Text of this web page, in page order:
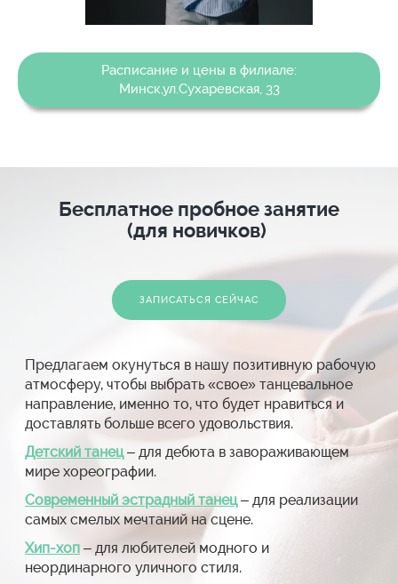
Расписание и цены в филиале:
Минск,ул.Сухаревская, 33
Бесплатное пробное занятие
(для новичков)
ЗАПИСАТЬСЯ СЕЙЧАС
Предлагаем окунуться в нашу позитивную рабочую
атмосферу, чтобы выбрать «свое» танцевальное
направление, именно то, что будет нравиться и
доставлять больше всего удовольствия.
Детский танец– для дебюта в завораживающем
мире хореографии.
Современный эстрадный танец– для реализации
самых смелых мечтаний на сцене.
Хип-хоп – для любителей модного и
неординарного уличного стиля.